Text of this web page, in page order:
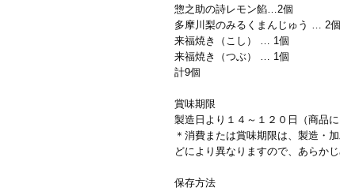
惣之助の詩レモン餡…2個
多摩川梨のみるくまんじゅう … 2個
来福焼き（こし） … 1個
来福焼き（つぶ） … 1個
計9個
賞味期限
製造日より１４～１２０日（商品に
＊消費または賞味期限は、製造・
どにより異なりますので、あらかじ
保存方法